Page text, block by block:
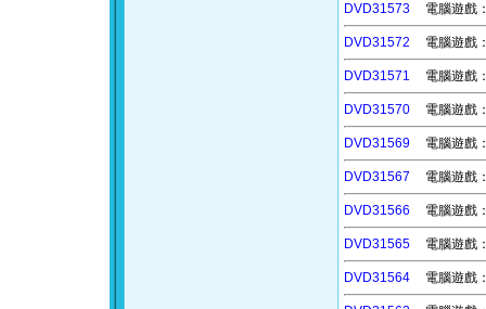
DVD31573 電腦遊戲
DVD31572 電腦遊戲
DVD31571 電腦遊戲
DVD31570 電腦遊戲
DVD31569 電腦遊戲
DVD31567 電腦遊戲
DVD31566 電腦遊戲
DVD31565 電腦遊戲
DVD31564 電腦遊戲